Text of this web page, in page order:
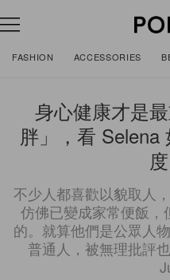
FASHION ACCESSORIES
身心健康才是
胖」，看 Selena
不少人都喜歡以貌取人
仿佛已變成家常便飯
的。就算他們是公眾人
普通人，被無理批評